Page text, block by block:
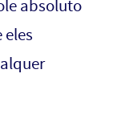
absoluto
eles